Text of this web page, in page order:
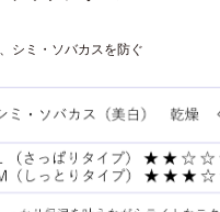
シミ・ソバカスを防ぐ